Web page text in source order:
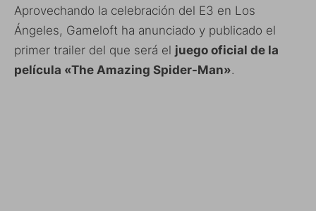
Aprovechando la celebración del E3 en Los
Ángeles, Gameloft ha anunciado y publicado el
primer trailer del que será el juego oficial de la
película «The Amazing Spider-Man».